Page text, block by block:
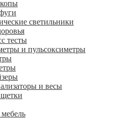
светильники
тесты
и пульсоксиметры
и весы